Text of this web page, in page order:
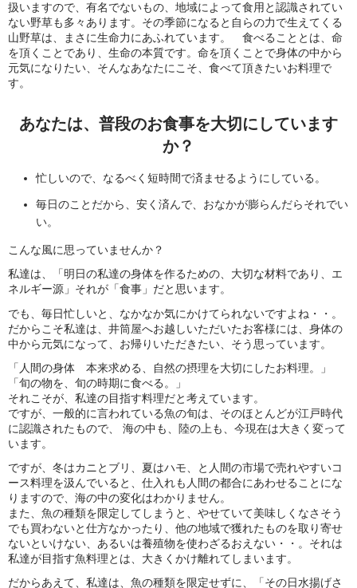
扱いますので、有名でないもの、地域によって食用と認識されてい
ない野草も多々あります。その季節になると自らの力で生えてくる
山野草は、まさに生命力にあふれています。
食べることとは、命
を頂くことであり、生命の本質です。命を頂くことで身体の中から
元気になりたい、そんなあなたにこそ、食べて頂きたいお料理で
す。
あなたは、普段のお食事を大切にしています
か？
忙しいので、なるべく短時間で済ませるようにしている。
毎日のことだから、安く済んで、おなかが膨らんだらそれでい
い。
こんな風に思っていませんか？
私達は、「明日の私達の身体を作るための、大切な材料であり、エ
ネルギー源」それが「食事」だと思います。
でも、毎日忙しいと、なかなか気にかけてられないですよね・・。
だからこそ私達は、井筒屋へお越しいただいたお客様には、身体の
中から元気になって、お帰りいただきたい、そう思っています。
「人間の身体 本来求める、自然の摂理を大切にしたお料理。」
「旬の物を、旬の時期に食べる。」
それこそが、私達の目指す料理だと考えています。
ですが、一般的に言われている魚の旬は、そのほとんどが江戸時代
に認識されたもので、
海の中も、陸の上も、今現在は大きく変って
います。
ですが、冬はカニとブリ、夏はハモ、と人間の市場で売れやすいコ
ース料理を汲んでいると、仕入れも人間の都合にあわせることにな
りますので、海の中の変化はわかりません。
また、魚の種類を限定してしまうと、やせていて美味しくなさそう
でも買わないと仕方なかったり、他の地域で獲れたものを取り寄せ
ないといけない、あるいは養殖物を使わざるおえない・・。それは
私達が目指す魚料理とは、大きくかけ離れてしまいます。
だからあえて、私達は、魚の種類を限定せずに、「その日水揚げさ